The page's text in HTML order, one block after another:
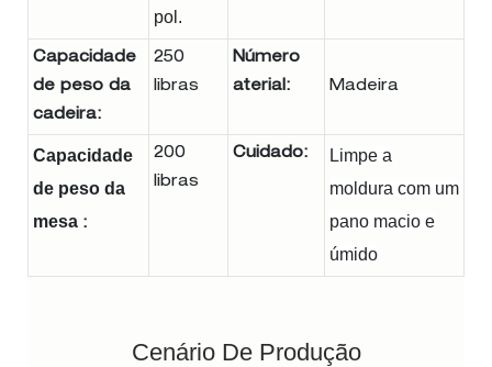
pol.
Capacidade
de peso da
cadeira:
250
libras
Número
aterial:
Capacidade
de peso da
mesa :
200
libras
Cuidado:
Limpe a
moldura com um
pano macio e
úmido
Cenário De Produção